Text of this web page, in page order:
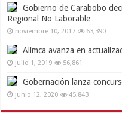
Gobierno de Carabobo
Regional No Laborable
noviembre 10, 2017 63,390
Alimca avanza en
julio 1, 2019 56,861
Gobernación lanza
junio 12, 2020 45,843